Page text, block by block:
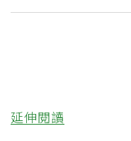
延伸閱讀